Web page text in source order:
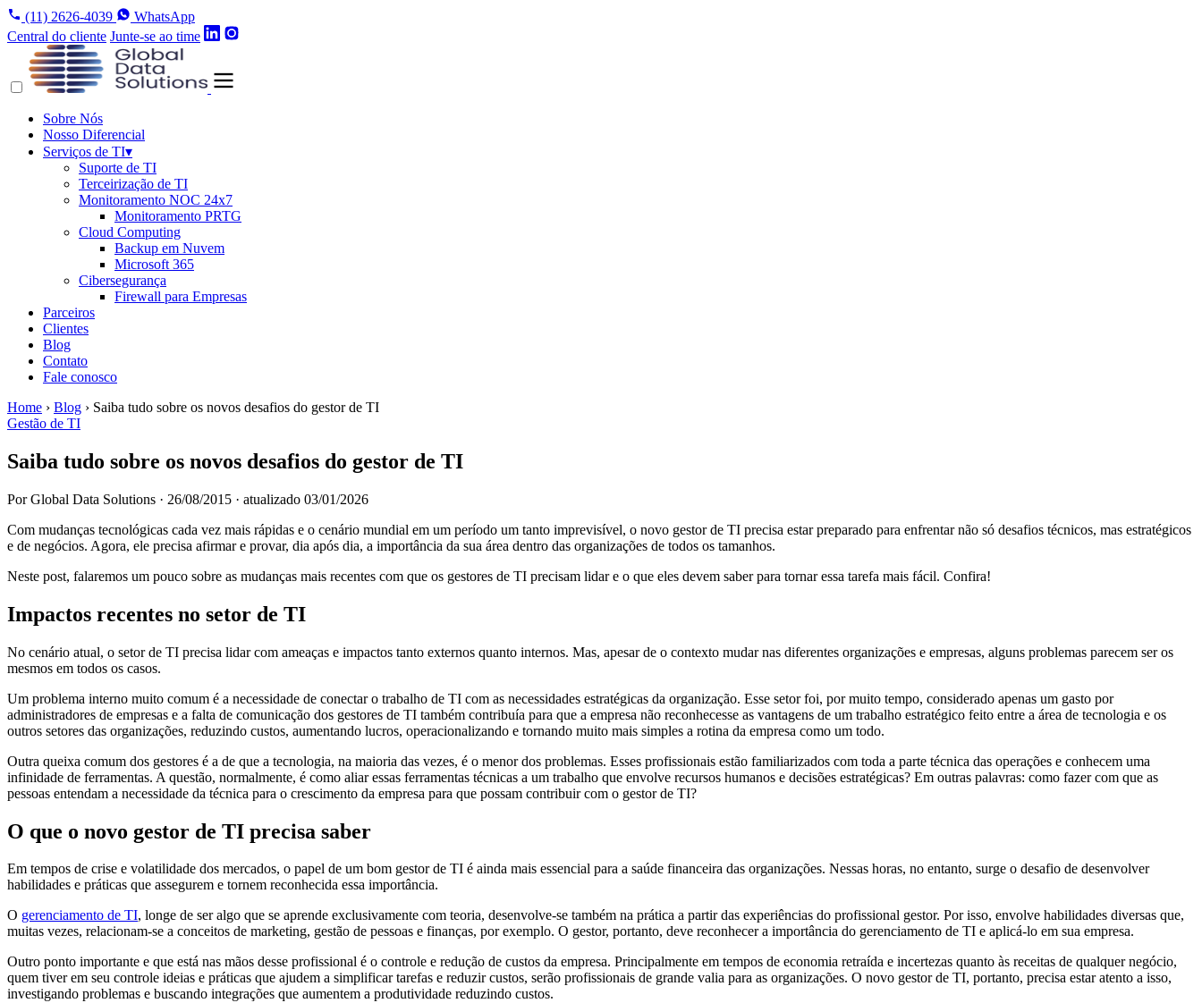
(11) 2626-4039
WhatsApp
Central do cliente Junte-se ao time
Sobre Nós
Nosso Diferencial
Serviços de TI▾
Suporte de TI
Terceirização de TI
Monitoramento NOC 24x7
Monitoramento PRTG
Cloud Computing
Backup em Nuvem
Microsoft 365
Cibersegurança
Firewall para Empresas
Parceiros
Clientes
Blog
Contato
Fale conosco
Home › Blog › Saiba tudo sobre os novos desafios do gestor de TI
Gestão de TI
Saiba tudo sobre os novos desafios do gestor de TI
Por Global Data Solutions · 26/08/2015 · atualizado 03/01/2026
Com mudanças tecnológicas cada vez mais rápidas e o cenário mundial em um período um tanto imprevisível, o novo gestor de TI precisa estar preparado para enfrentar não só desafios técnicos, mas estratégicos
e de negócios. Agora, ele precisa afirmar e provar, dia após dia, a importância da sua área dentro das organizações de todos os tamanhos.
Neste post, falaremos um pouco sobre as mudanças mais recentes com que os gestores de TI precisam lidar e o que eles devem saber para tornar essa tarefa mais fácil. Confira!
Impactos recentes no setor de TI
No cenário atual, o setor de TI precisa lidar com ameaças e impactos tanto externos quanto internos. Mas, apesar de o contexto mudar nas diferentes organizações e empresas, alguns problemas parecem ser os
mesmos em todos os casos.
Um problema interno muito comum é a necessidade de conectar o trabalho de TI com as necessidades estratégicas da organização. Esse setor foi, por muito tempo, considerado apenas um gasto por
administradores de empresas e a falta de comunicação dos gestores de TI também contribuía para que a empresa não reconhecesse as vantagens de um trabalho estratégico feito entre a área de tecnologia e os
outros setores das organizações, reduzindo custos, aumentando lucros, operacionalizando e tornando muito mais simples a rotina da empresa como um todo.
Outra queixa comum dos gestores é a de que a tecnologia, na maioria das vezes, é o menor dos problemas. Esses profissionais estão familiarizados com toda a parte técnica das operações e conhecem uma
infinidade de ferramentas. A questão, normalmente, é como aliar essas ferramentas técnicas a um trabalho que envolve recursos humanos e decisões estratégicas? Em outras palavras: como fazer com que as
pessoas entendam a necessidade da técnica para o crescimento da empresa para que possam contribuir com o gestor de TI?
O que o novo gestor de TI precisa saber
Em tempos de crise e volatilidade dos mercados, o papel de um bom gestor de TI é ainda mais essencial para a saúde financeira das organizações. Nessas horas, no entanto, surge o desafio de desenvolver
habilidades e práticas que assegurem e tornem reconhecida essa importância.
O gerenciamento de TI, longe de ser algo que se aprende exclusivamente com teoria, desenvolve-se também na prática a partir das experiências do profissional gestor. Por isso, envolve habilidades diversas que,
muitas vezes, relacionam-se a conceitos de marketing, gestão de pessoas e finanças, por exemplo. O gestor, portanto, deve reconhecer a importância do gerenciamento de TI e aplicá-lo em sua empresa.
Outro ponto importante e que está nas mãos desse profissional é o controle e redução de custos da empresa. Principalmente em tempos de economia retraída e incertezas quanto às receitas de qualquer negócio,
quem tiver em seu controle ideias e práticas que ajudem a simplificar tarefas e reduzir custos, serão profissionais de grande valia para as organizações. O novo gestor de TI, portanto, precisa estar atento a isso,
investigando problemas e buscando integrações que aumentem a produtividade reduzindo custos.